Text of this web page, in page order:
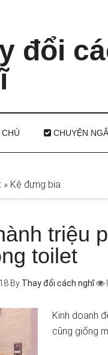
đổi
CHUYỆN
» Kệ đựng bia
triệu
toilet
By Thay đổi cách nghĩ
Kinh doanh
cũng giống